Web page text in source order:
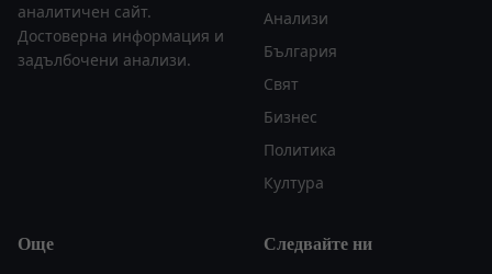
аналитичен сайт.
Достоверна информация и
задълбочени анализи.
Анализи
България
Свят
Бизнес
Политика
Култура
Още Следвайте ни